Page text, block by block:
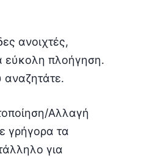
ανοιχτές,
εύκολη πλοήγηση.
αναζητάτε.
Αλλαγή
γρήγορα τα
για